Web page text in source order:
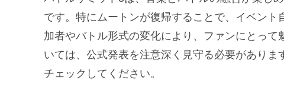
です。特にムートンが復帰することで、イベン
加者やバトル形式の変化により、ファンにとっ
いては、公式発表を注意深く見守る必要がありま
チェックしてください。